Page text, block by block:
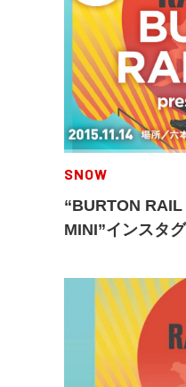
SNOW
“BURTON
MINI”インスタ